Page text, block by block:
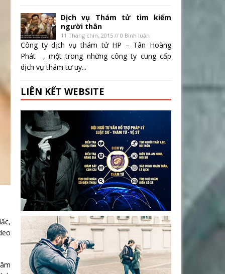
Dịch vụ Thám tử tìm kiếm
người thân
11 Tháng chín, 2015 // 0 Bình luận
Công ty dịch vụ thám tử HP – Tân Hoàng
Phát , một trong những công ty cung cấp
dịch vụ thám tư uy...
LIÊN KẾT WEBSITE